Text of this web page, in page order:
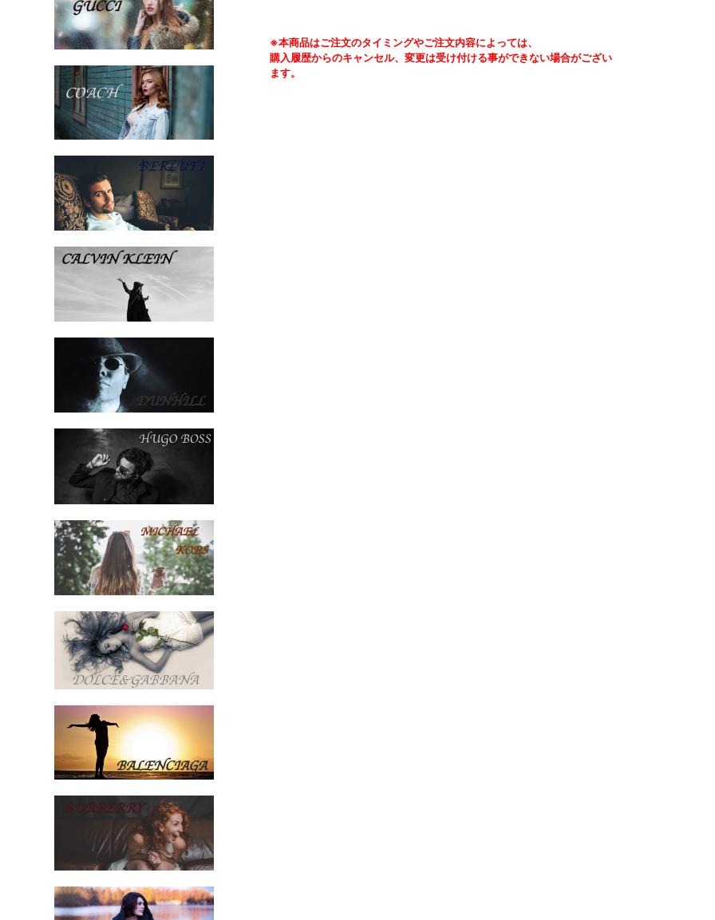
※本商品はご注文のタイミングやご注文内容によっては、
購入履歴からのキャンセル、変更は受け付ける事ができない場合がござい
ます。